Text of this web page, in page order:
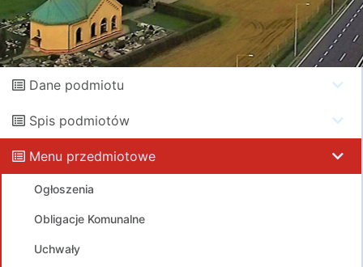
Dane podmiotu
Spis podmiotów
Menu przedmiotowe
Ogłoszenia
Obligacje Komunalne
Uchwały